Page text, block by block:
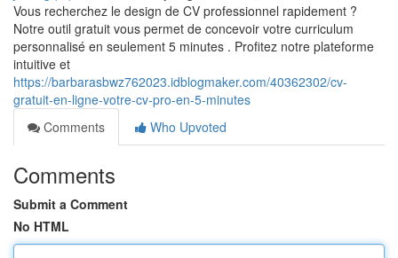
Vous recherchez le design de CV professionnel rapidement ?
Notre outil gratuit vous permet de concevoir votre curriculum
personnalisé en seulement 5 minutes . Profitez notre plateforme
intuitive et
https://barbarasbwz762023.idblogmaker.com/40362302/cv-
gratuit-en-ligne-votre-cv-pro-en-5-minutes
Comments
Who Upvoted
Comments
Submit a Comment
No HTML